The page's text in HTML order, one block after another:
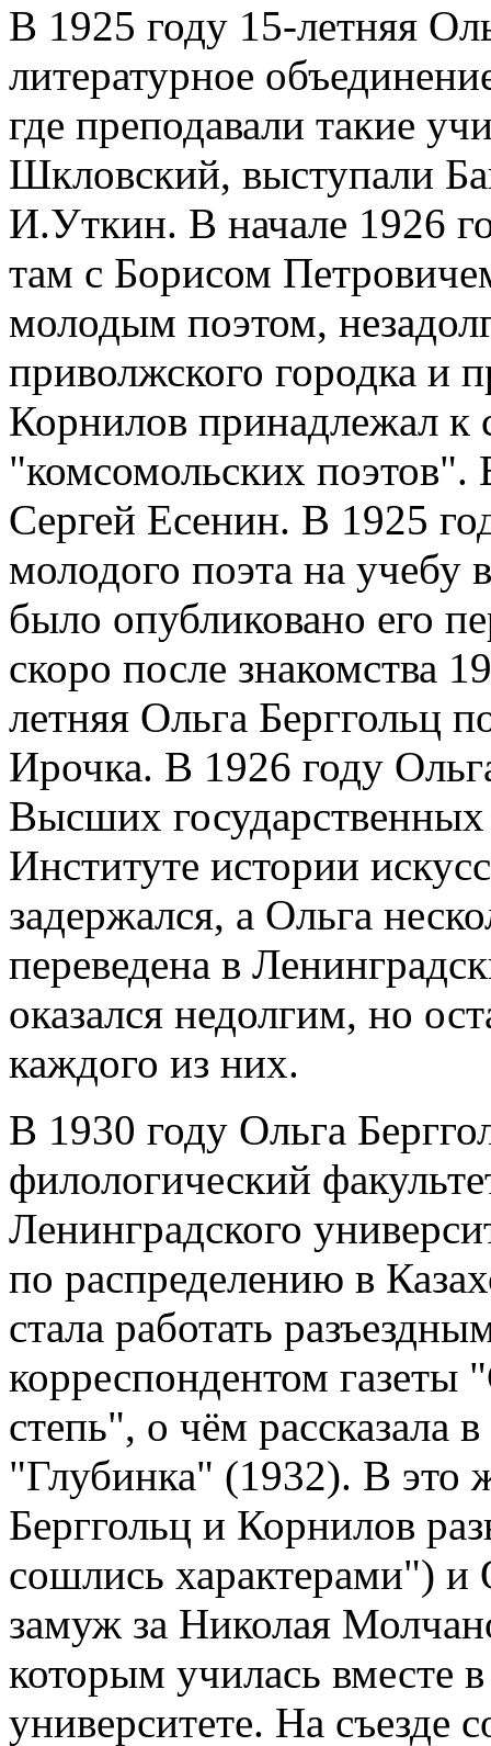
В 1925 году 15-летняя
литературное
где преподавали такие
Шкловский, выступали
И.Уткин. В начале 1926
там с Борисом
молодым поэтом,
приволжского городка и
Корнилов принадлежал к
"комсомольских
Сергей Есенин. В 1925
молодого поэта на учебу
было опубликовано его
скоро после знакомства
летняя Ольга Берггольц
Ирочка. В 1926 году
Высших государственных
Институте истории
задержался, а Ольга
переведена в
оказался недолгим, но
каждого из них.
В 1930 году Ольга
филологический
Ленинградского
по распределению в
стала работать
корреспондентом газеты
степь", о чём рассказала
"Глубинка" (1932). В это
Берггольц и Корнилов
сошлись характерами")
замуж за Николая
которым училась вместе в
университете. На съезде